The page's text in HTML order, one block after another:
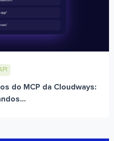
do MCP da Cloudways: